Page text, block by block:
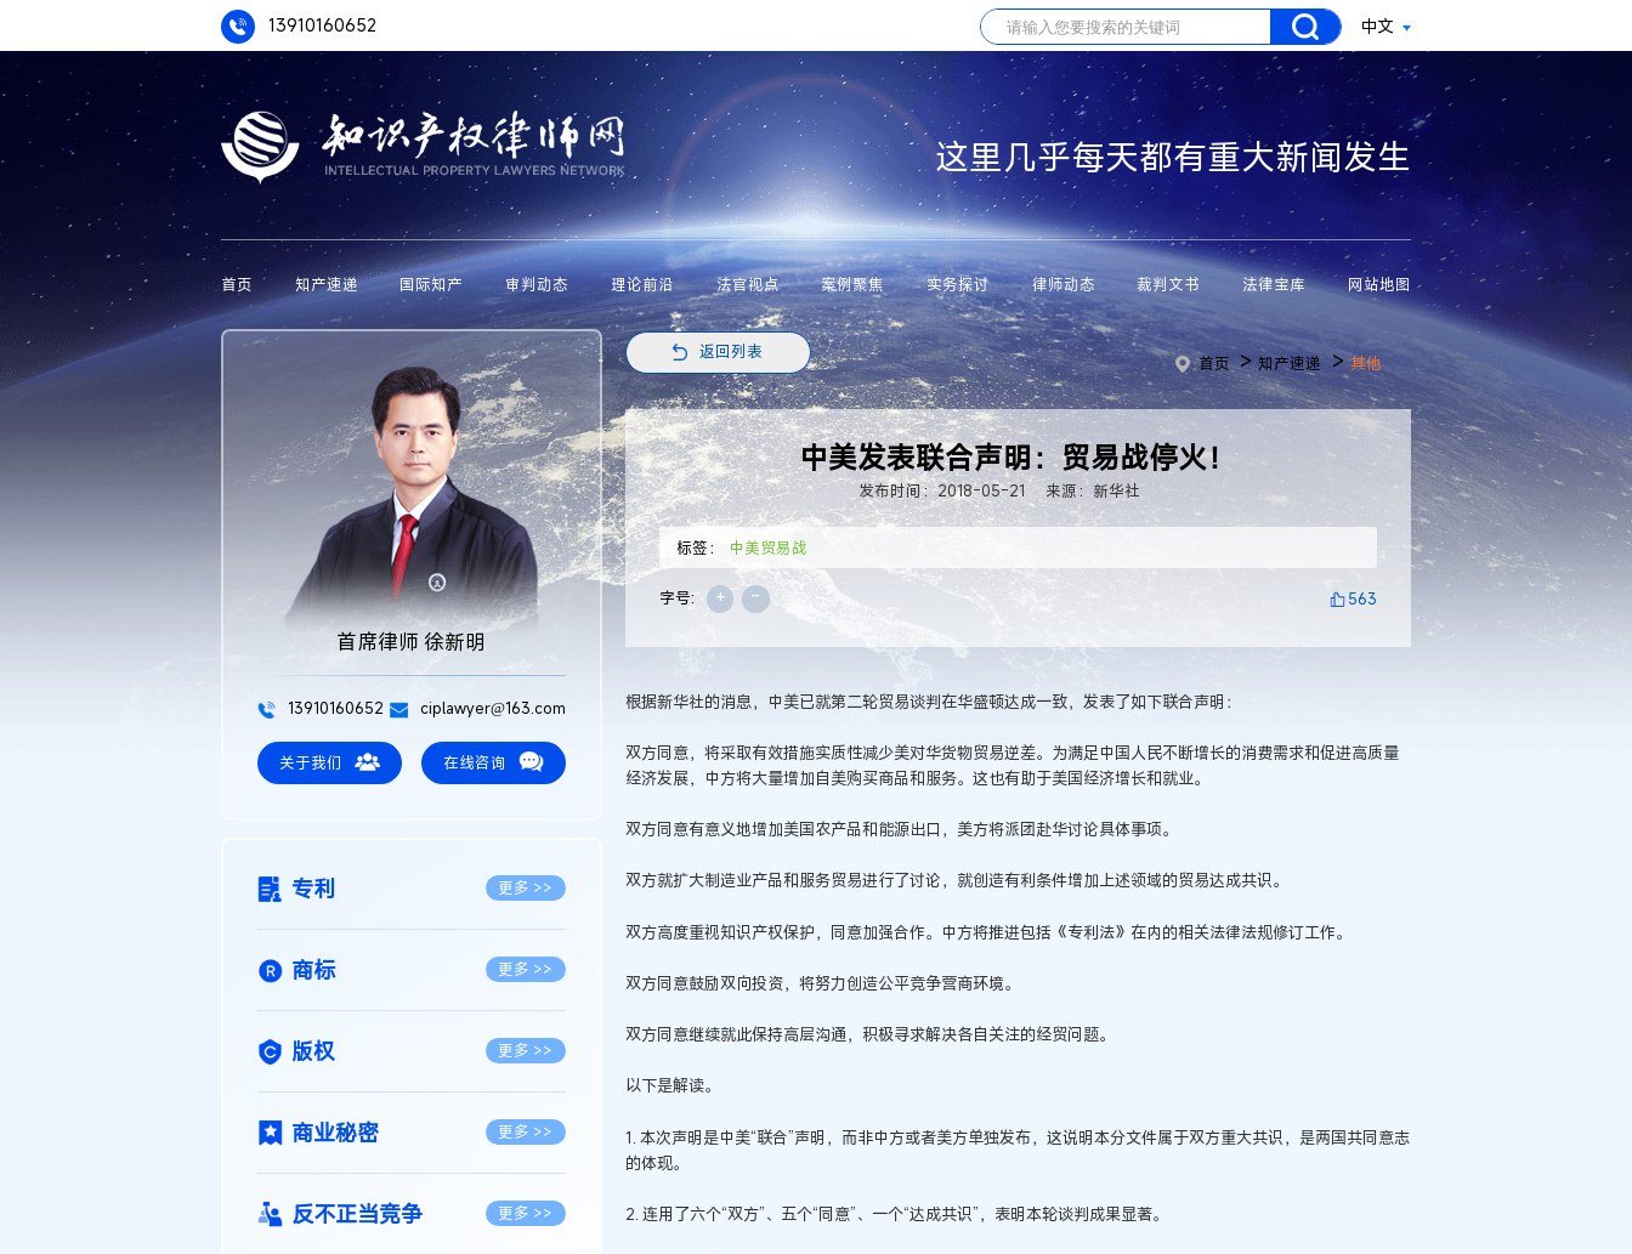
13910160652 中文
这里几乎每天都有重大新闻发生
首页 知产速递 国际知产 审判动态 理论前沿 法官视点 案例聚焦 实务探讨 律师动态 裁判文书 法律宝库 网站地图
首席律师 徐新明
13910160652 ciplawyer@163.com
关于我们 在线咨询
专利 更多 >>
商标 更多 >>
版权 更多 >>
商业秘密 更多 >>
反不正当竞争 更多 >>
返回列表
首页 >知产速递 >其他
中美发表联合声明：贸易战停火！
发布时间：2018-05-21 来源：新华社
标签： 中美贸易战
字号: + - 563
根据新华社的消息，中美已就第二轮贸易谈判在华盛顿达成一致，发表了如下联合声明：
双方同意，将采取有效措施实质性减少美对华货物贸易逆差。为满足中国人民不断增长的消费需求和促进高质量
经济发展，中方将大量增加自美购买商品和服务。这也有助于美国经济增长和就业。
双方同意有意义地增加美国农产品和能源出口，美方将派团赴华讨论具体事项。
双方就扩大制造业产品和服务贸易进行了讨论，就创造有利条件增加上述领域的贸易达成共识。
双方高度重视知识产权保护，同意加强合作。中方将推进包括《专利法》在内的相关法律法规修订工作。
双方同意鼓励双向投资，将努力创造公平竞争营商环境。
双方同意继续就此保持高层沟通，积极寻求解决各自关注的经贸问题。
以下是解读。
1. 本次声明是中美“联合”声明，而非中方或者美方单独发布，这说明本分文件属于双方重大共识，是两国共同意志
的体现。
2. 连用了六个“双方”、五个“同意”、一个“达成共识”，表明本轮谈判成果显著。